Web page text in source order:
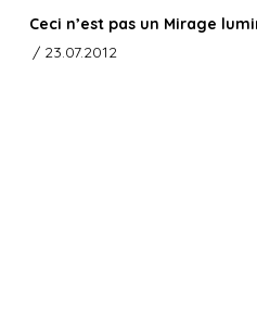
Ceci n’est pas un Mirage
/ 23.07.2012